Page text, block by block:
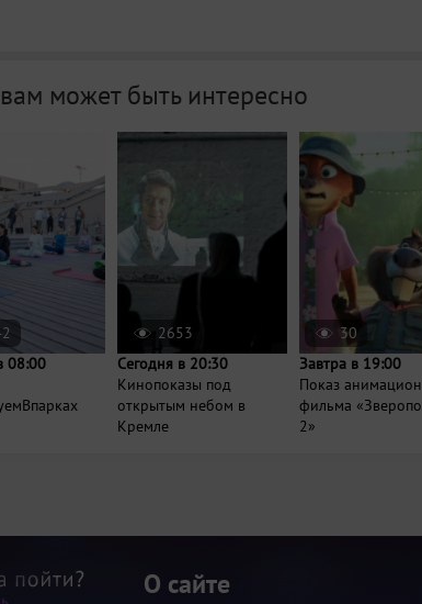
может быть интересно
08:00
2653
Сегодня в 20:30
Кинопоказы под
открытым небом в
Кремле
30
Завтра в 19:00
Показ
фильма
2»
О сайте